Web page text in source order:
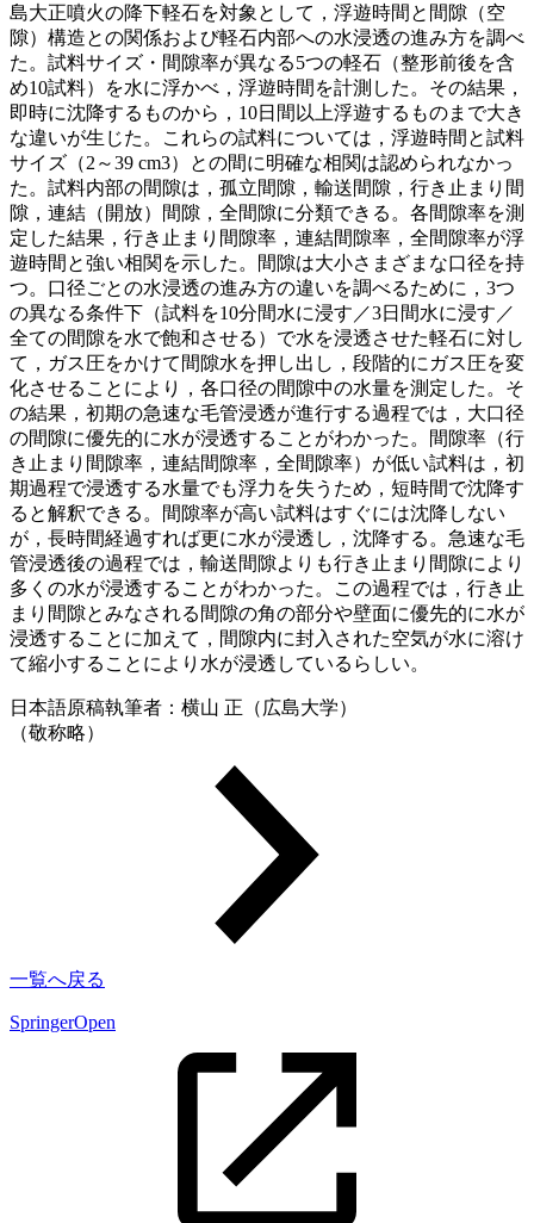
島大正噴火の降下軽石を対象として，浮遊時間と間隙（空
隙）構造との関係および軽石内部への水浸透の進み方を調べ
た。試料サイズ・間隙率が異なる5つの軽石（整形前後を含
め10試料）を水に浮かべ，浮遊時間を計測した。その結果，
即時に沈降するものから，10日間以上浮遊するものまで大き
な違いが生じた。これらの試料については，浮遊時間と試料
サイズ（2～39 cm3）との間に明確な相関は認められなかっ
た。試料内部の間隙は，孤立間隙，輸送間隙，行き止まり間
隙，連結（開放）間隙，全間隙に分類できる。各間隙率を測
定した結果，行き止まり間隙率，連結間隙率，全間隙率が浮
遊時間と強い相関を示した。間隙は大小さまざまな口径を持
つ。口径ごとの水浸透の進み方の違いを調べるために，3つ
の異なる条件下（試料を10分間水に浸す／3日間水に浸す／
全ての間隙を水で飽和させる）で水を浸透させた軽石に対し
て，ガス圧をかけて間隙水を押し出し，段階的にガス圧を変
化させることにより，各口径の間隙中の水量を測定した。そ
の結果，初期の急速な毛管浸透が進行する過程では，大口径
の間隙に優先的に水が浸透することがわかった。間隙率（行
き止まり間隙率，連結間隙率，全間隙率）が低い試料は，初
期過程で浸透する水量でも浮力を失うため，短時間で沈降す
ると解釈できる。間隙率が高い試料はすぐには沈降しない
が，長時間経過すれば更に水が浸透し，沈降する。急速な毛
管浸透後の過程では，輸送間隙よりも行き止まり間隙により
多くの水が浸透することがわかった。この過程では，行き止
まり間隙とみなされる間隙の角の部分や壁面に優先的に水が
浸透することに加えて，間隙内に封入された空気が水に溶け
て縮小することにより水が浸透しているらしい。
日本語原稿執筆者：横山 正（広島大学）
（敬称略）
一覧へ戻る
SpringerOpen